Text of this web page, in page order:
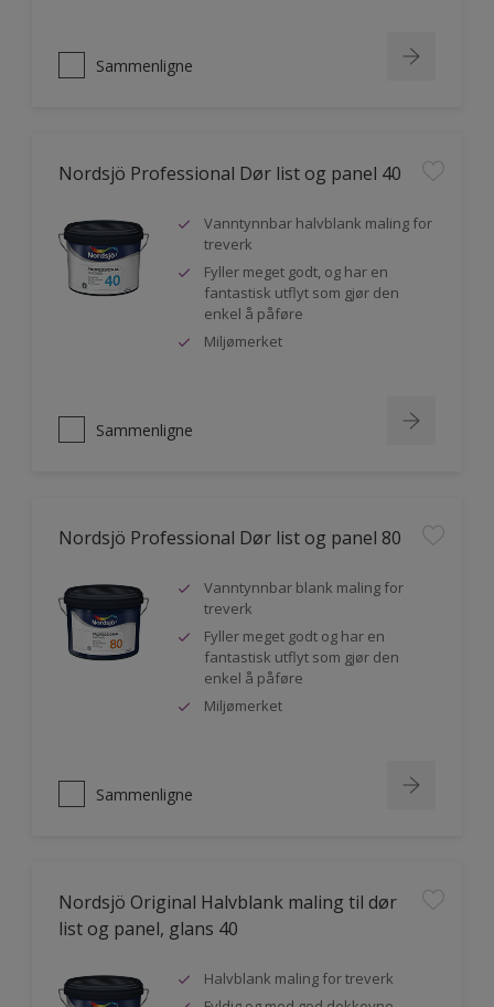
Sammenligne
Nordsjö Professional Dør list og panel 40
Vanntynnbar halvblank maling for
treverk
Fyller meget godt, og har en
fantastisk utflyt som gjør den
enkel å påføre
Miljømerket
Sammenligne
Nordsjö Professional Dør list og panel 80
Vanntynnbar blank maling for
treverk
Fyller meget godt og har en
fantastisk utflyt som gjør den
enkel å påføre
Miljømerket
Sammenligne
Nordsjö Original Halvblank maling til dør
list og panel, glans 40
Halvblank maling for treverk